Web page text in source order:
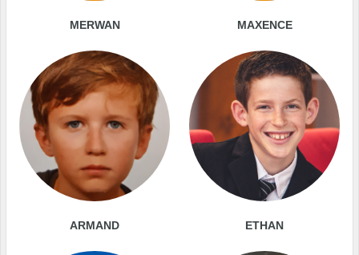
MERWAN MAXENCE
ARMAND ETHAN